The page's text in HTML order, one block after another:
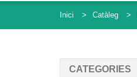
Inici Catàleg
CATEGORIES